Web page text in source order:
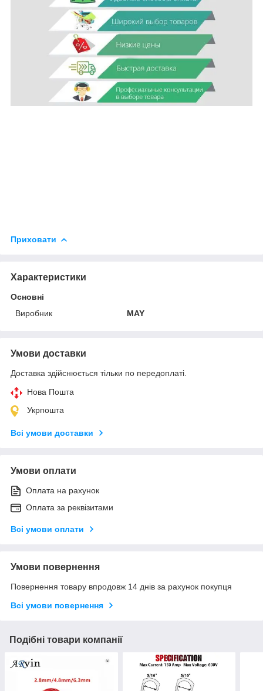
Приховати
Характеристики
Основні
Виробник
MAY
Умови доставки
Доставка здійснюється тільки по передоплаті.
Нова Пошта
Укрпошта
Всі умови доставки
Умови оплати
Оплата на рахунок
Оплата за реквізитами
Всі умови оплати
Умови повернення
Повернення товару впродовж 14 днів за рахунок покупця
Всі умови повернення
Подібні товари компанії